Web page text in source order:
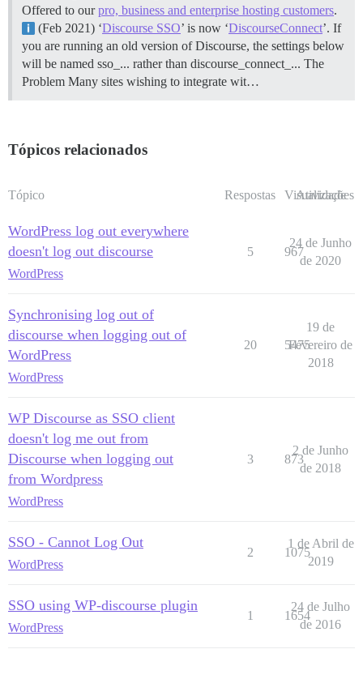
Offered to ourpro, business and enterprise hosting customers.
(Feb 2021) ‘Discourse SSO’ is now ‘DiscourseConnect’. If
you are running an old version of Discourse, the settings below
will be named sso_... rather than discourse_connect_... The
Problem Many sites wishing to integrate wit…
Tópicos relacionados
Tópico Respostas Visualizações
Atividade
WordPress log out everywhere
doesn't log out discourse
WordPress
5 967
24 de Junho
de 2020
Synchronising log out of
discourse when logging out of
WordPress
WordPress
20 5475
19 de
Fevereiro de
2018
WP Discourse as SSO client
doesn't log me out from
Discourse when logging out
from Wordpress
WordPress
3 873
2 de Junho
de 2018
SSO - Cannot Log Out
WordPress
2 1075
1 de Abril de
2019
SSO using WP-discourse plugin
WordPress
1 1654
24 de Julho
de 2016